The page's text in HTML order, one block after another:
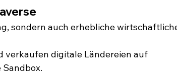
sondern auch erhebliche
verkaufen digitale Ländereien auf